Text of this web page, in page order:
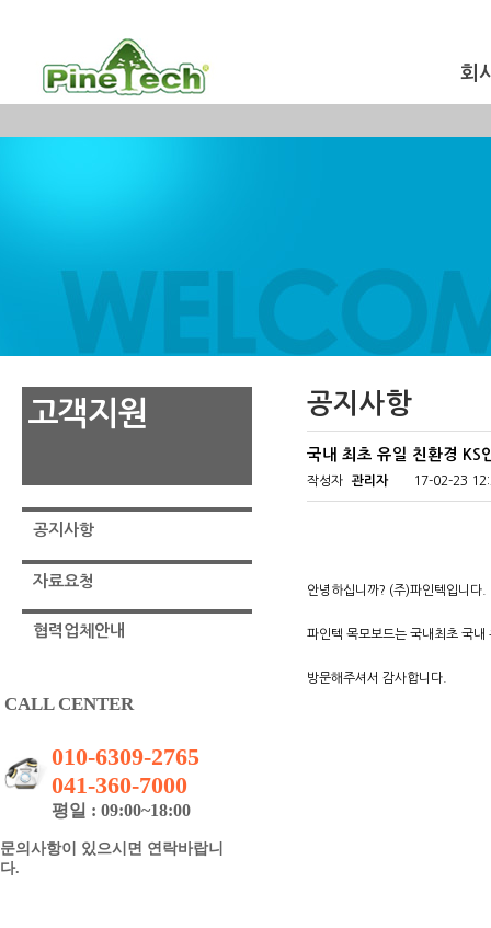
회
고객지원
공지사항
자료요청
협력업체안내
CALL CENTER
010-6309-2765
041-360-7000
평일 : 09:00~18:00
문의사항이 있으시면 연락바랍니
다.
공지사항
국내 최초 유일 친환경 KS
작성자 관리자 17-02-23
안녕하십니까? (주)파인텍입니다.
파인텍 목모보드는 국내최초 국
방문해주셔서 감사합니다.